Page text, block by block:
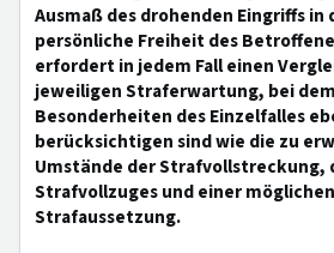
Ausmaß des drohenden Eingriffs in
persönliche Freiheit des
erfordert in jedem Fall einen
jeweiligen Straferwartung, bei
Besonderheiten des Einzelfalles
berücksichtigen sind wie die zu
Umstände der Strafvollstreckung,
Strafvollzuges und einer möglichen
Strafaussetzung.